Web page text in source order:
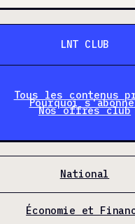
LNT CLUB
Tous les contenus
Pourquoi
Nos offres club
National
Économie et